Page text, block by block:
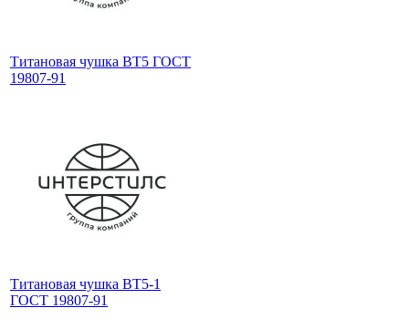
Титановая чушка ВТ5 ГОСТ
19807-91
Титановая чушка ВТ5-1
ГОСТ 19807-91